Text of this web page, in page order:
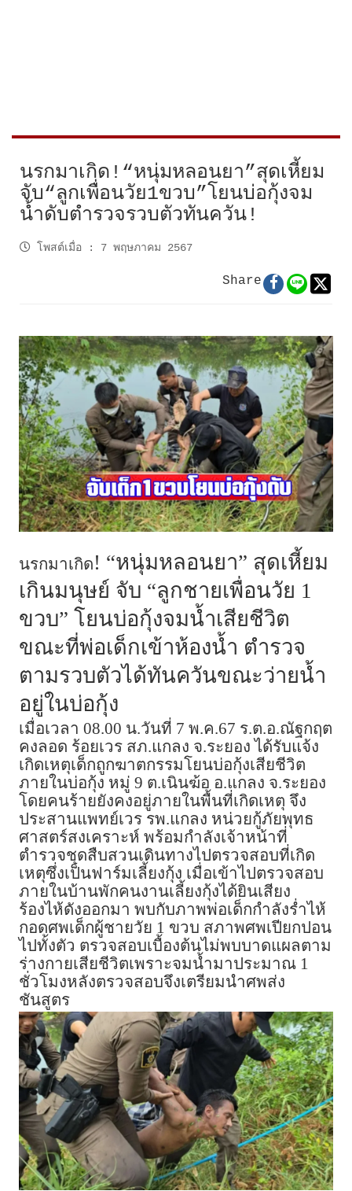
นรกมาเกิด!“หนุ่มหลอนยา”สุดเหี้ยม
จับ“ลูกเพื่อนวัย1ขวบ”โยนบ่อกุ้งจม
น้ำดับตำรวจรวบตัวทันควัน!
โพสต์เมื่อ : 7 พฤษภาคม 2567
Share
นรกมาเกิด! “หนุ่มหลอนยา” สุดเหี้ยม
เกินมนุษย์ จับ “ลูกชายเพื่อนวัย 1
ขวบ” โยนบ่อกุ้งจมน้ำเสียชีวิต
ขณะที่พ่อเด็กเข้าห้องน้ำ ตำรวจ
ตามรวบตัวได้ทันควันขณะว่ายน้ำ
อยู่ในบ่อกุ้ง
เมื่อเวลา 08.00 น.วันที่ 7 พ.ค.67 ร.ต.อ.ณัฐกฤต
คงลอด ร้อยเวร สภ.แกลง จ.ระยอง ได้รับแจ้ง
เกิดเหตุเด็กถูกฆาตกรรมโยนบ่อกุ้งเสียชีวิต
ภายในบ่อกุ้ง หมู่ 9 ต.เนินฆ้อ อ.แกลง จ.ระยอง
โดยคนร้ายยังคงอยู่ภายในพื้นที่เกิดเหตุ จึง
ประสานแพทย์เวร รพ.แกลง หน่วยกู้ภัยพุทธ
ศาสตร์สงเคราะห์ พร้อมกำลังเจ้าหน้าที่
ตำรวจชุดสืบสวนเดินทางไปตรวจสอบที่เกิด
เหตุซึ่งเป็นฟาร์มเลี้ยงกุ้ง เมื่อเข้าไปตรวจสอบ
ภายในบ้านพักคนงานเลี้ยงกุ้งได้ยินเสียง
ร้องไห้ดังออกมา พบกับภาพพ่อเด็กกำลังร่ำไห้
กอดศพเด็กผู้ชายวัย 1 ขวบ สภาพศพเปียกปอน
ไปทั้งตัว ตรวจสอบเบื้องต้นไม่พบบาดแผลตาม
ร่างกายเสียชีวิตเพราะจมน้ำมาประมาณ 1
ชั่วโมงหลังตรวจสอบจึงเตรียมนำศพส่ง
ชันสูตร